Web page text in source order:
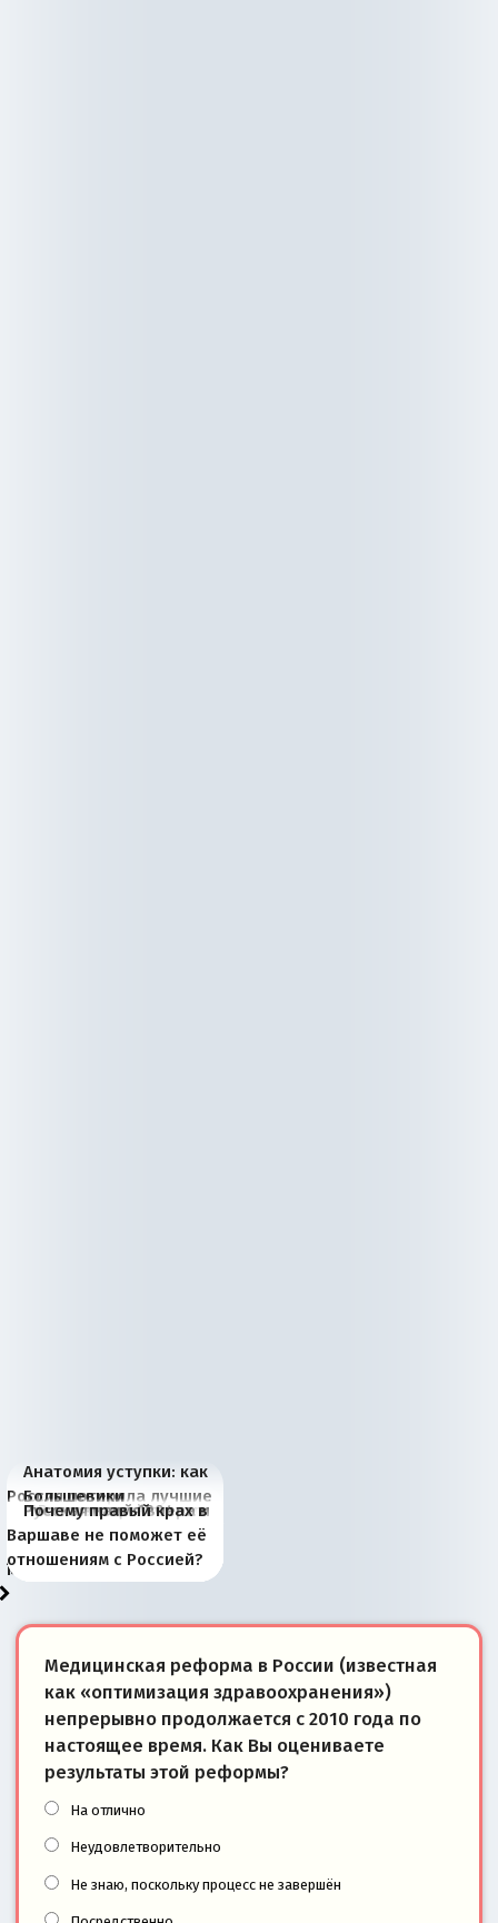
Анатомия уступки: как
Россия потеряла лучшие
рыбопромысловые
районы Баренцева
моря
Большевики
отличаются от «Яблока»
тем, что они -
победители
Киевская марионетка
Запада рассказала о
«переобувании» хозяев
В России назрели
перемены: 15 шагов к
суверенной экономике
Миграционный пожар
Европы
Россия начинает
сбрасывать балласт
Анкориджа
Россия зимой 1904
года: первые уступки во
внутренней политике
Русская нация вчера и
сегодня
Почему правый крах в
Варшаве не поможет её
отношениям с Россией?
Медицинская реформа в России (известная
как «оптимизация здравоохранения»)
непрерывно продолжается с 2010 года по
настоящее время. Как Вы оцениваете
результаты этой реформы?
На отлично
Неудовлетворительно
Не знаю, поскольку процесс не завершён